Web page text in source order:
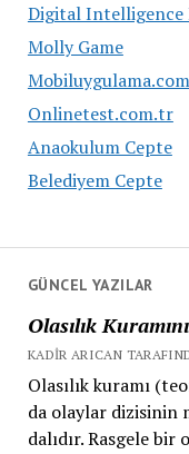
Digital Intelligence
Molly Game
Onlinetest.com.tr
Anaokulum Cepte
Belediyem Cepte
GÜNCEL YAZILAR
Olasılık
KADIR ARICAN
Olasılık kuramı
da olaylar dizisinin
dalıdır. Rasgele